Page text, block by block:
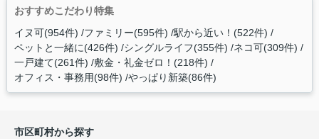
おすすめこだわり特集
イヌ可(954件) ファミリー(595件) 駅から近い！(522件)
ペットと一緒に(426件) シングルライフ(355件) ネコ可(309件)
一戸建て(261件) 敷金・礼金ゼロ！(218件)
オフィス・事務用(98件) やっぱり新築(86件)
市区町村から探す